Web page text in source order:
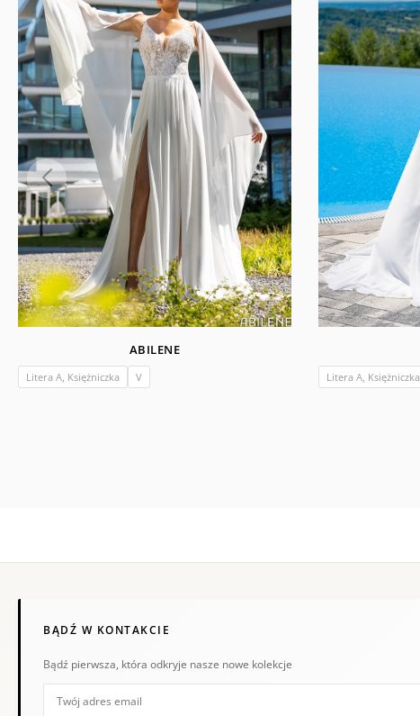
ABILENE
Litera A, Księżniczka V Litera A, Księżniczka
BĄDŹ W KONTAKCIE
Bądź pierwsza, która odkryje nasze nowe kolekcje